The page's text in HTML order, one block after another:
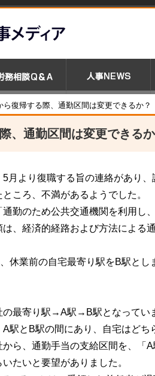
復帰する際、通勤区間は変更できるか？
、通勤区間は変更できる
月より復職する旨の連絡があり
ころ、不満があるようでした。
勤のため公共交通機関を利用し
、経済的経路および方法による
休業前の自宅最寄り駅をB駅と
の最寄り駅→A駅→B駅となってい
駅とB駅の間にあり、自宅はどち
ら、通勤手当の支給区間を、「
たいと要望がありました。